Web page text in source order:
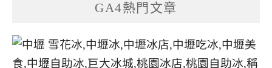
GA4熱門文章